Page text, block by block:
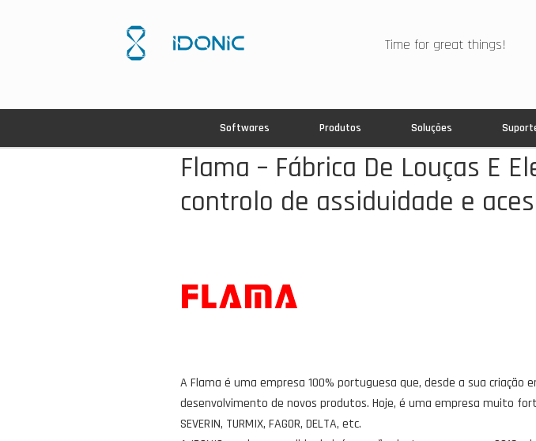
Time for great things!
Softwares Produtos Soluções
Flama – Fábrica De Louças E
controlo de assiduidade e
A Flama é uma empresa 100% portuguesa que, desde a sua criação
desenvolvimento de novos produtos. Hoje, é uma empresa muito
SEVERIN, TURMIX, FAGOR, DELTA, etc.